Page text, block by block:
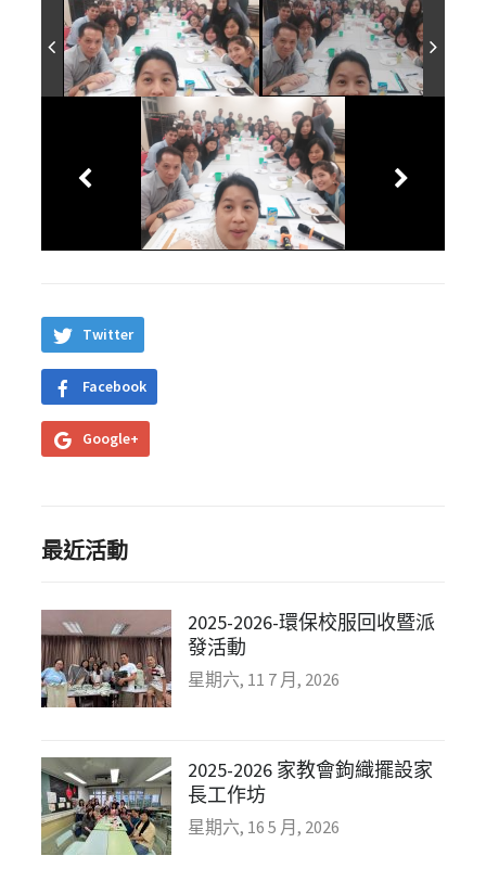
Twitter
Facebook
Google+
最近活動
2025-2026-環保校服回收暨派
發活動
星期六, 11 7 月, 2026
2025-2026 家教會鉤織擺設家
長工作坊
星期六, 16 5 月, 2026